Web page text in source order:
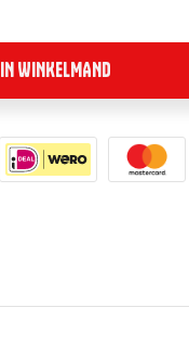
IN WINKELMAND